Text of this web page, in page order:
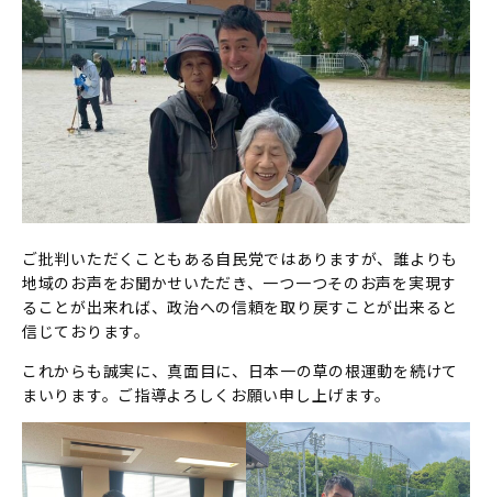
ご批判いただくこともある自民党ではありますが、誰よりも
地域のお声をお聞かせいただき、一つ一つそのお声を実現す
ることが出来れば、政治への信頼を取り戻すことが出来ると
信じております。
これからも誠実に、真面目に、日本一の草の根運動を続けて
まいります。ご指導よろしくお願い申し上げます。